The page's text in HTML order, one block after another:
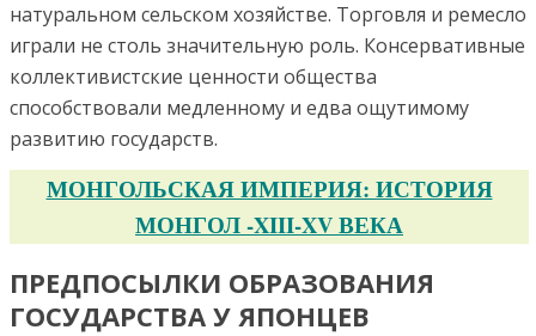
натуральном сельском хозяйстве. Торговля и ремесло
играли не столь значительную роль. Консервативные
коллективистские ценности общества
способствовали медленному и едва ощутимому
развитию государств.
МОНГОЛЬСКАЯ ИМПЕРИЯ: ИСТОРИЯ
МОНГОЛ -XIII-XV ВЕКА
ПРЕДПОСЫЛКИ ОБРАЗОВАНИЯ
ГОСУДАРСТВА У ЯПОНЦЕВ